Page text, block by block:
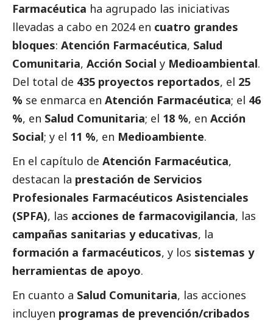
Farmacéutica ha agrupado las iniciativas
llevadas a cabo en 2024 en cuatro grandes
bloques: Atención Farmacéutica, Salud
Comunitaria, Acción Social y Medioambiental.
Del total de 435 proyectos reportados, el 25
% se enmarca en Atención Farmacéutica; el 46
%, en Salud Comunitaria; el 18 %, en Acción
Social; y el 11 %, en Medioambiente.
En el capítulo de Atención Farmacéutica,
destacan la prestación de Servicios
Profesionales Farmacéuticos Asistenciales
(SPFA), las acciones de farmacovigilancia, las
campañas sanitarias y educativas, la
formación a farmacéuticos, y los sistemas y
herramientas de apoyo.
En cuanto a Salud Comunitaria, las acciones
incluyen programas de prevención/cribados